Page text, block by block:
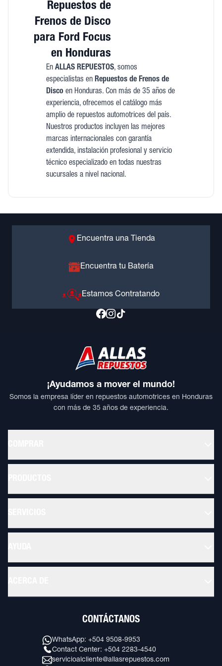
Repuestos de
Frenos de Disco
para Ford Focus
en Honduras
En ALLAS REPUESTOS, somos
especialistas en Repuestos de Frenos de
Discoen Honduras. Con más de 35 años de
experiencia, ofrecemos el catálogo más
amplio de repuestos automotrices del país.
Nuestros productos incluyen las mejores
marcas internacionales con garantía
extendida, instalación profesional y servicio
técnico especializado en todas nuestras
sucursales a nivel nacional.
Encuentra una Tienda
Encuentra tu Batería
Estamos Contratando
¡Ayudamos a mover el mundo!
Somos la empresa líder en repuestos automotrices en Honduras
con más de 35 años de experiencia.
CONTÁCTANOS
WhatsApp: +504 9508-9953
Contact Center: +504 2283-4540
servicioalcliente@allasrepuestos.com